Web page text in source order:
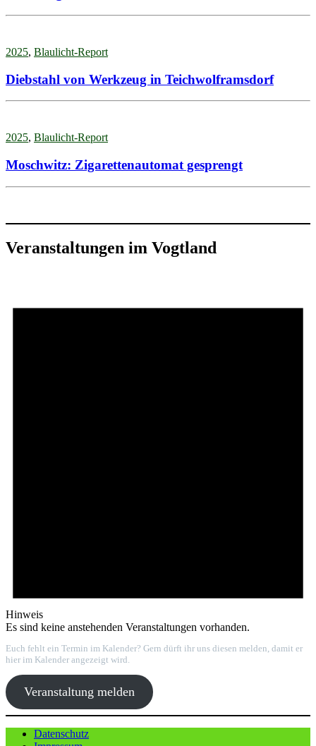
2025, Blaulicht-Report
Diebstahl von Werkzeug in Teichwolframsdorf
2025, Blaulicht-Report
Moschwitz: Zigarettenautomat gesprengt
Veranstaltungen im Vogtland
Hinweis
Es sind keine anstehenden Veranstaltungen vorhanden.
Euch fehlt ein Termin im Kalender? Gern dürft ihr uns diesen melden, damit er
hier im Kalender angezeigt wird.
Veranstaltung melden
Datenschutz